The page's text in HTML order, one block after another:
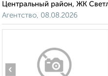
Центральный район, ЖК
Агентство, 08.08.2026
‹